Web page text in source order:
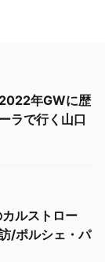
年GWに歴
ラで行く山口
ルストロー
/ポルシェ・パ